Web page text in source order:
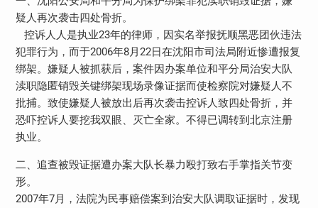
疑人再次袭击四处骨折。
控诉人人是执业23年的律师，因实名举报抚顺黑恶团伙违法
犯罪行为，而于2006年8月22日在沈阳市司法局附近惨遭报复
绑架。嫌疑人被抓获后，案件因办案单位和平分局治安大队
渎职隐匿销毁关键绑架现场录像证据而使检察院对嫌疑人不
批捕。致使嫌疑人被放出后再次袭击控诉人致四处骨折，并
恐吓控诉人要挖我双眼、灭亡全家。不得已调转到北京注册
执业。
二、追查被毁证据遭办案大队长暴力殴打致右手掌指关节变
形。
2007年7月，法院为民事赔偿案到治安大队调取证据时，发现